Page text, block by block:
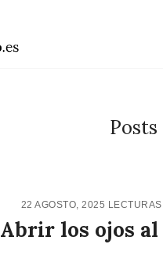
22 AGOSTO, 2025
Abrir los ojos